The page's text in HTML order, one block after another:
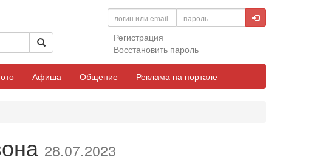
Регистрация
Восстановить пароль
Афиша Общение Реклама на портале
28.07.2023